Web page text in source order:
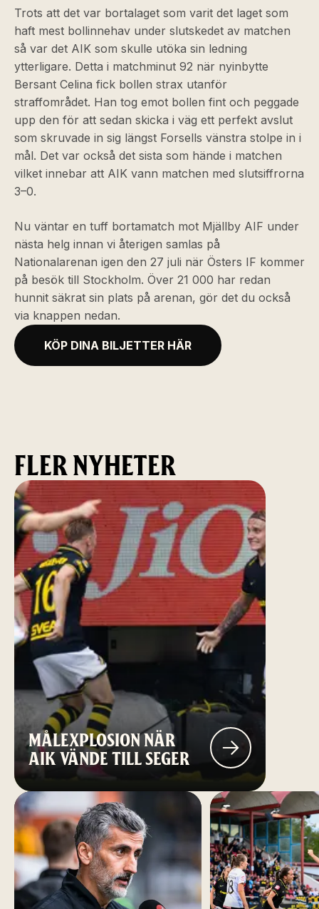
Trots att det var bortalaget som varit det laget som
haft mest bollinnehav under slutskedet av matchen
så var det AIK som skulle utöka sin ledning
ytterligare. Detta i matchminut 92 när nyinbytte
Bersant Celina fick bollen strax utanför
straffområdet. Han tog emot bollen fint och peggade
upp den för att sedan skicka i väg ett perfekt avslut
som skruvade in sig längst Forsells vänstra stolpe in i
mål. Det var också det sista som hände i matchen
vilket innebar att AIK vann matchen med slutsiffrorna
3–0.
Nu väntar en tuff bortamatch mot Mjällby AIF under
nästa helg innan vi återigen samlas på
Nationalarenan igen den 27 juli när Östers IF kommer
på besök till Stockholm. Över 21 000 har redan
hunnit säkrat sin plats på arenan, gör det du också
via knappen nedan.
KÖP DINA BILJETTER HÄR
FLER NYHETER
MÅLEXPLOSION NÄR
AIK VÄNDE TILL SEGER